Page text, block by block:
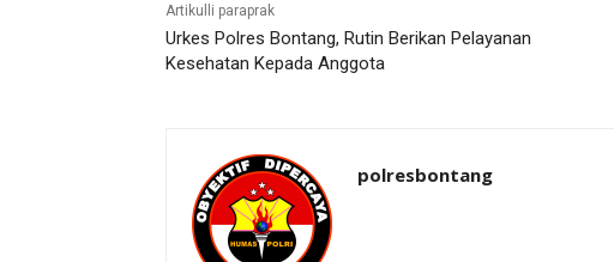
Artikulli paraprak
Urkes Polres Bontang, Rutin Berikan Pelayanan
Kesehatan Kepada Anggota
polresbontang